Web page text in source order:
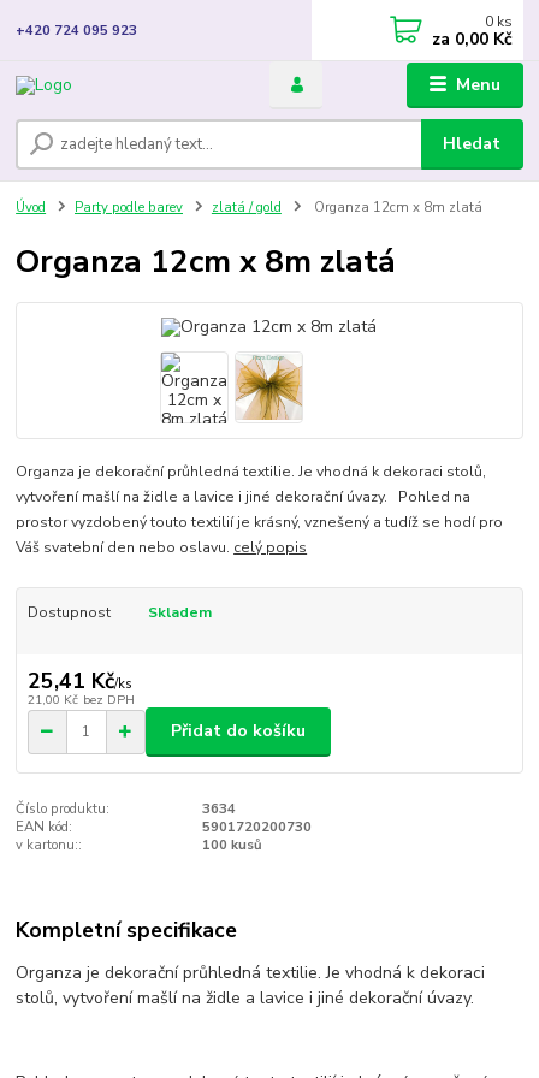
Menu
Hledat
+420 724 095 923 0 ks
za 0,00 Kč
Úvod Party podle barev zlatá / gold Organza 12cm x 8m zlatá
Organza 12cm x 8m zlatá
Organza je dekorační průhledná textilie. Je vhodná k dekoraci stolů,
vytvoření mašlí na židle a lavice i jiné dekorační úvazy. Pohled na
prostor vyzdobený touto textilií je krásný, vznešený a tudíž se hodí pro
Váš svatební den nebo oslavu. celý popis
Dostupnost Skladem
25,41 Kč/ks
21,00 Kč bez DPH
Přidat do košíku
Číslo produktu:
3634
EAN kód:
5901720200730
v kartonu::
100 kusů
Kompletní specifikace
Organza je dekorační průhledná textilie. Je vhodná k dekoraci
stolů, vytvoření mašlí na židle a lavice i jiné dekorační úvazy.